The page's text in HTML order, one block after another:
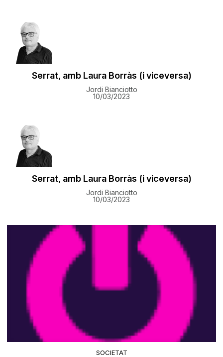
Serrat, amb Laura Borràs (i viceversa)
Jordi Bianciotto
10/03/2023
Serrat, amb Laura Borràs (i viceversa)
Jordi Bianciotto
10/03/2023
SOCIETAT